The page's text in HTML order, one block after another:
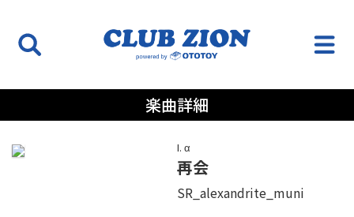
楽曲詳細
I. α
再会
SR_alexandrite_muni